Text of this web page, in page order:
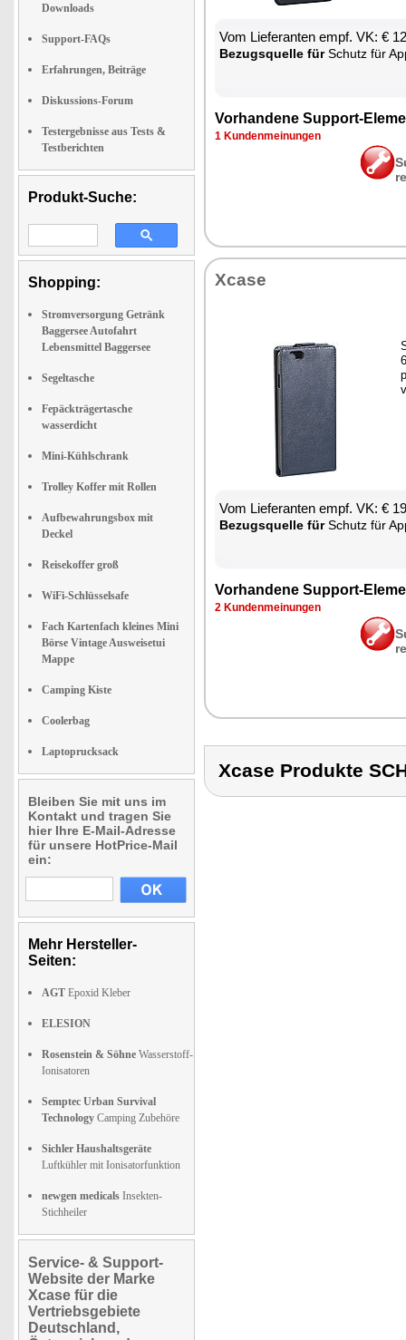
Downloads
Support-FAQs
Erfahrungen, Beiträge
Diskussions-Forum
Testergebnisse aus Tests &
Testberichten
Produkt-Suche:
Shopping:
Stromversorgung Getränk
Baggersee Autofahrt
Lebensmittel Baggersee
Segeltasche
Fepäckträgertasche
wasserdicht
Mini-Kühlschrank
Trolley Koffer mit Rollen
Aufbewahrungsbox mit
Deckel
Reisekoffer groß
WiFi-Schlüsselsafe
Fach Kartenfach kleines Mini
Börse Vintage Ausweisetui
Mappe
Camping Kiste
Coolerbag
Laptoprucksack
Bleiben Sie mit uns im
Kontakt und tragen Sie
hier Ihre E-Mail-Adresse
für unsere HotPrice-Mail
ein:
Mehr Hersteller-
Seiten:
AGT Epoxid Kleber
ELESION
Rosenstein & Söhne Wasserstoff-
Ionisatoren
Semptec Urban Survival
Technology Camping Zubehöre
Sichler Haushaltsgeräte
Luftkühler mit Ionisatorfunktion
newgen medicals Insekten-
Stichheiler
Service- & Support-
Website der Marke
Xcase für die
Vertriebsgebiete
Deutschland,
Vom Lie­fe­ran­ten empf. VK: €
Be­zugs­quel­le fürSchutz für
Vor­han­de­ne Sup­port-
1 Kun­den­mei­nun­gen
Xca­se
Vom Lie­fe­ran­ten empf. VK: €
Be­zugs­quel­le fürSchutz für
Vor­han­de­ne Sup­port-
2 Kun­den­mei­nun­gen
Xcase Produkte